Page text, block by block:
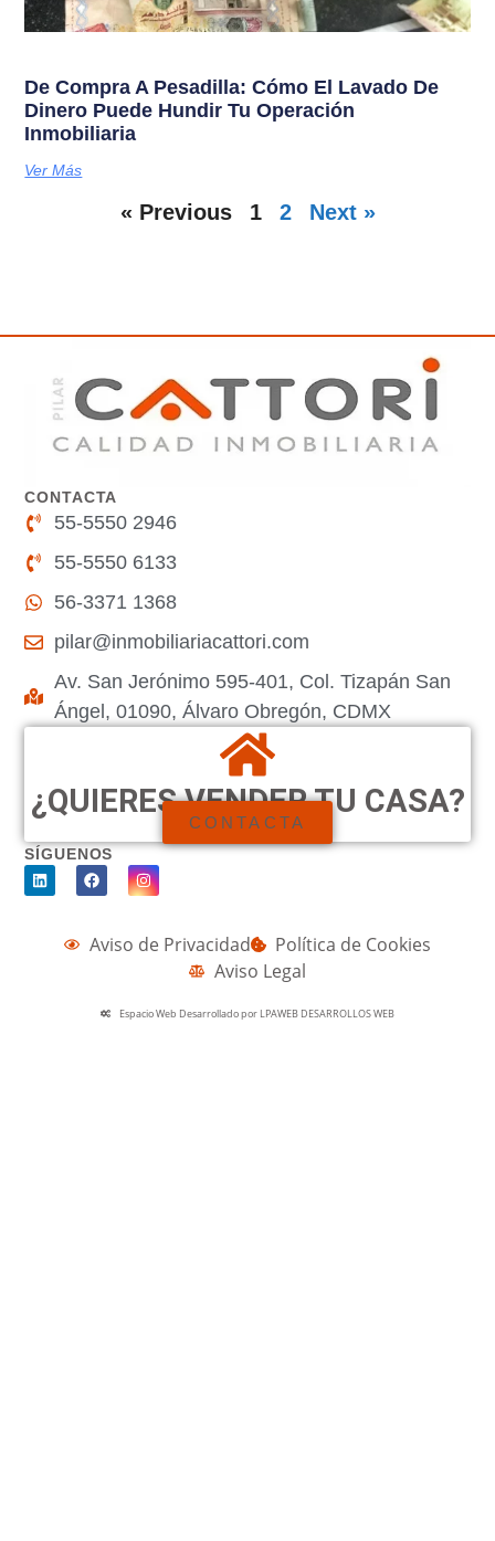
De Compra A Pesadilla: Cómo El Lavado De
Dinero Puede Hundir Tu Operación
Inmobiliaria
Ver Más
« Previous 1 2 Next »
CONTACTA
55-5550 2946
55-5550 6133
56-3371 1368
pilar@inmobiliariacattori.com
Av. San Jerónimo 595-401, Col. Tizapán San
Ángel, 01090, Álvaro Obregón, CDMX
¿QUIERES VENDER TU CASA?
CONTACTA
SÍGUENOS
Aviso de Privacidad
Política de Cookies
Aviso Legal
Espacio Web Desarrollado por LPAWEB DESARROLLOS WEB